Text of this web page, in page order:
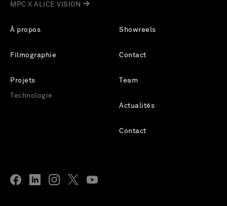
À propos
Filmographie
Projets
Technologie
Showreels
Contact
Team
Actualités
Contact
MPC X ALICE VISION